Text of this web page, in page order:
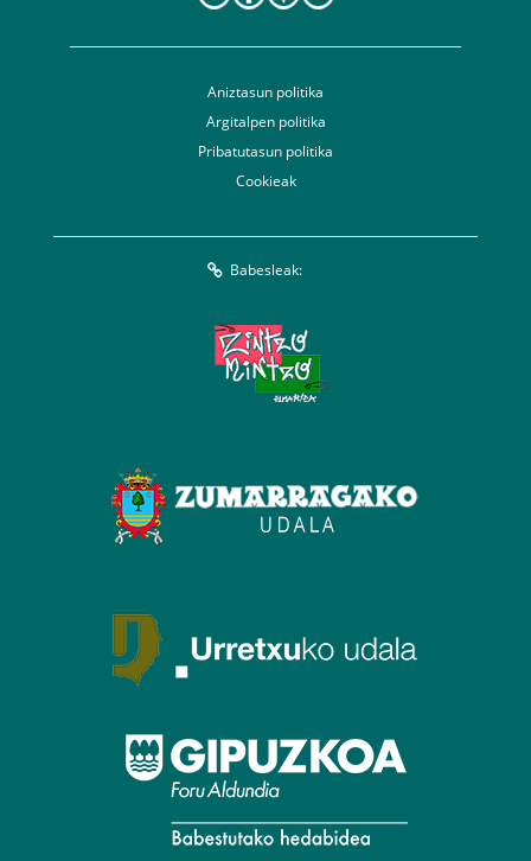
Aniztasun politika
Argitalpen politika
Pribatutasun politika
Cookieak
Babesleak: